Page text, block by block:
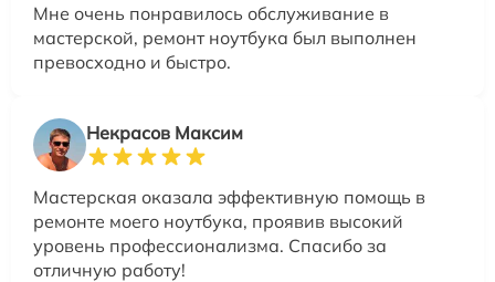
Мне очень понравилось обслуживание в
мастерской, ремонт ноутбука был выполнен
превосходно и быстро.
Некрасов Максим
Мастерская оказала эффективную помощь в
ремонте моего ноутбука, проявив высокий
уровень профессионализма. Спасибо за
отличную работу!